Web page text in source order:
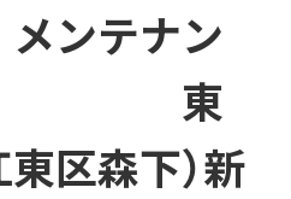
メンテナン
東
区森下）新